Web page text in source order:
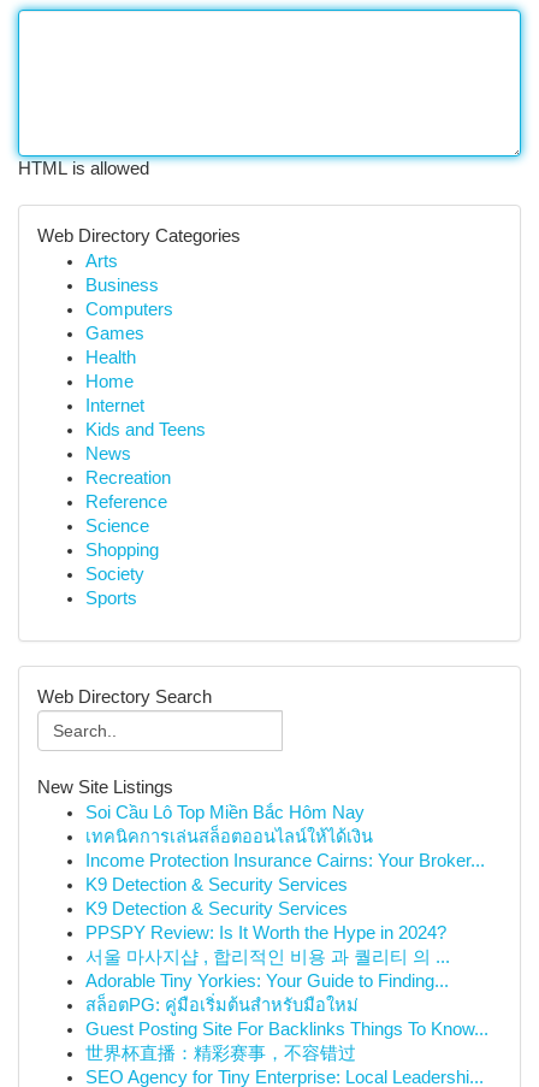
HTML is allowed
Web Directory Categories
Arts
Business
Computers
Games
Health
Home
Internet
Kids and Teens
News
Recreation
Reference
Science
Shopping
Society
Sports
Web Directory Search
New Site Listings
Soi Cầu Lô Top Miền Bắc Hôm Nay
เทคนิคการเล่นสล็อตออนไลน์ให้ได้เงิน
Income Protection Insurance Cairns: Your Broker...
K9 Detection & Security Services
K9 Detection & Security Services
PPSPY Review: Is It Worth the Hype in 2024?
서울 마사지샵 , 합리적인 비용 과 퀄리티 의 ...
Adorable Tiny Yorkies: Your Guide to Finding...
สล็อตPG: คู่มือเริ่มต้นสำหรับมือใหม่
Guest Posting Site For Backlinks Things To Know...
世界杯直播：精彩赛事，不容错过
SEO Agency for Tiny Enterprise: Local Leadershi...